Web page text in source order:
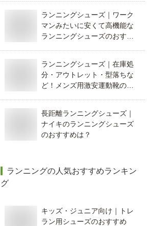
ランニングシューズ｜ワーク
マンみたいに安くて高機能な
ランニングシューズのおすす
ランニングシューズ｜在庫処
分・アウトレット・型落ちな
ど！メンズ用激安運動靴のお
長距離ランニングシューズ｜
ナイキのランニングシューズ
のおすすめは？
ランニングの人気おすすめランキン
グ
キッズ・ジュニア向け｜トレ
ラン用シューズのおすすめ